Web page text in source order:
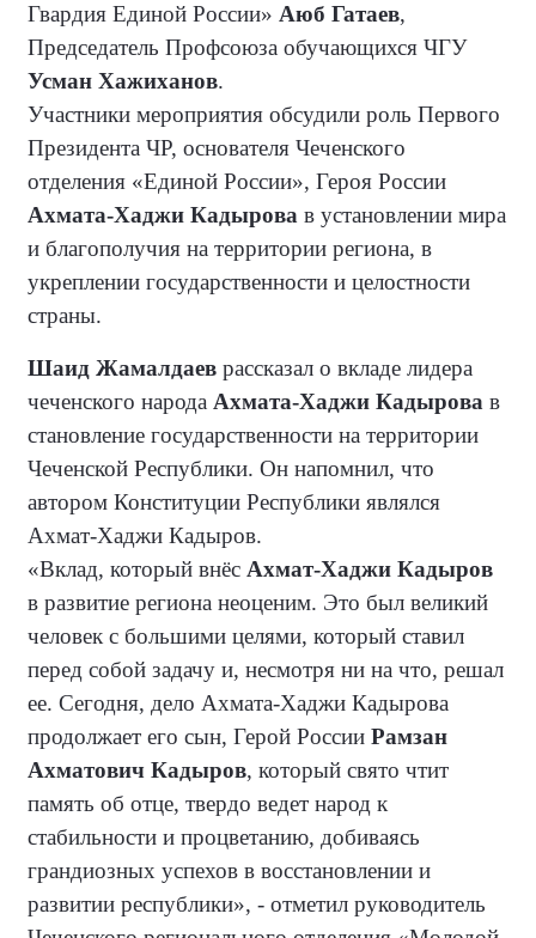
Гвардия Единой России» Аюб Гатаев,
Председатель Профсоюза обучающихся ЧГУ
Усман Хажиханов.
Участники мероприятия обсудили роль Первого
Президента ЧР, основателя Чеченского
отделения «Единой России», Героя России
Ахмата-Хаджи Кадырова в установлении мира
и благополучия на территории региона, в
укреплении государственности и целостности
страны.
Шаид Жамалдаев рассказал о вкладе лидера
чеченского народа Ахмата-Хаджи Кадырова в
становление государственности на территории
Чеченской Республики. Он напомнил, что
автором Конституции Республики являлся
Ахмат-Хаджи Кадыров.
«Вклад, который внёс Ахмат-Хаджи Кадыров
в развитие региона неоценим. Это был великий
человек с большими целями, который ставил
перед собой задачу и, несмотря ни на что, решал
ее. Сегодня, дело Ахмата-Хаджи Кадырова
продолжает его сын, Герой России Рамзан
Ахматович Кадыров, который свято чтит
память об отце, твердо ведет народ к
стабильности и процветанию, добиваясь
грандиозных успехов в восстановлении и
развитии республики», - отметил руководитель